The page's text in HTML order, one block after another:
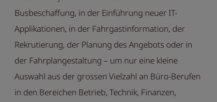
Busbeschaffung, in der Einführung neuer IT-
Applikationen, in der Fahrgastinformation, der
Rekrutierung, der Planung des Angebots oder in
der Fahrplangestaltung – um nur eine kleine
Auswahl aus der grossen Vielzahl an Büro-Berufen
in den Bereichen Betrieb, Technik, Finanzen,